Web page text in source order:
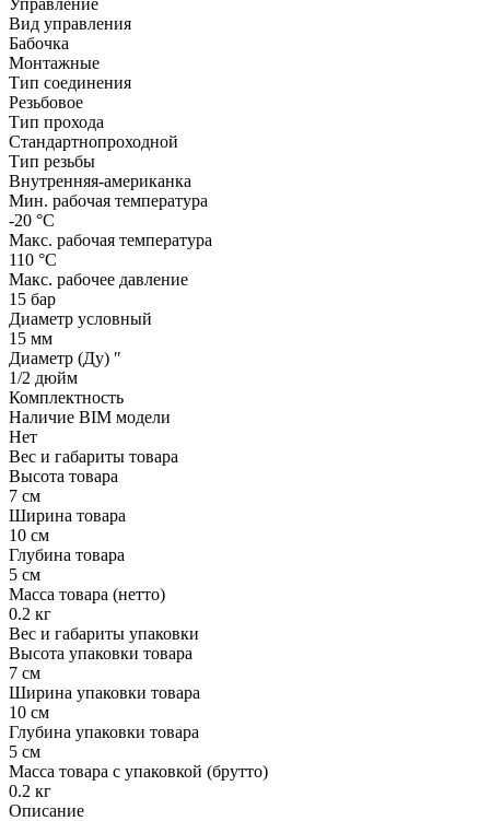
Вид управления
Бабочка
Монтажные
Тип соединения
Резьбовое
Тип прохода
Стандартнопроходной
Тип резьбы
Внутренняя-американка
Мин. рабочая температура
-20 °С
Макс. рабочая температура
110 °С
Макс. рабочее давление
15 бар
Диаметр условный
15 мм
Диаметр (Ду) ″
1/2 дюйм
Комплектность
Наличие BIM модели
Нет
Вес и габариты товара
Высота товара
7 см
Ширина товара
10 см
Глубина товара
5 см
Масса товара (нетто)
0.2 кг
Вес и габариты упаковки
Высота упаковки товара
7 см
Ширина упаковки товара
10 см
Глубина упаковки товара
5 см
Масса товара с упаковкой (брутто)
0.2 кг
Описание